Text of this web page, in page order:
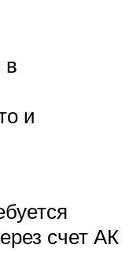
в
и
счет АК